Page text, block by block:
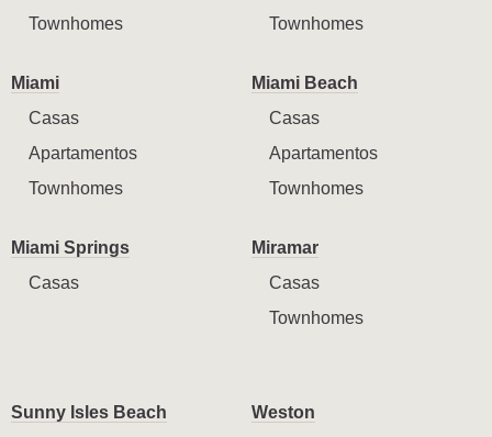
Townhomes
Townhomes
Miami
Casas
Apartamentos
Townhomes
Miami Beach
Casas
Apartamentos
Townhomes
Miami Springs
Casas
Miramar
Casas
Townhomes
Sunny Isles Beach
Weston